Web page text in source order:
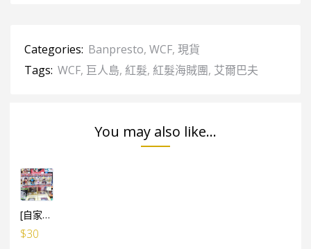
Categories: Banpresto, WCF, 現貨
Tags: WCF, 巨人島, 紅髮, 紅髮海賊團, 艾爾巴夫
You may also like...
[自家設計] WCF 膠盒 (可放5盒WCF) / 5個
$30